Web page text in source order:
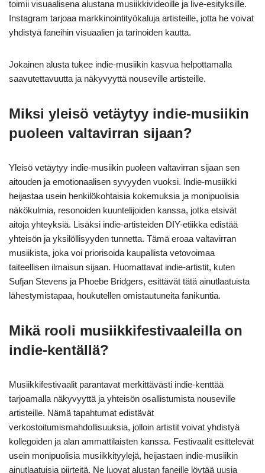
toimii visuaalisena alustana musiikkivideoille ja live-esityksille.
Instagram tarjoaa markkinointityökaluja artisteille, jotta he voivat
yhdistyä faneihin visuaalien ja tarinoiden kautta.
Jokainen alusta tukee indie-musiikin kasvua helpottamalla
saavutettavuutta ja näkyvyyttä nouseville artisteille.
Miksi yleisö vetäytyy indie-musiikin
puoleen valtavirran sijaan?
Yleisö vetäytyy indie-musiikin puoleen valtavirran sijaan sen
aitouden ja emotionaalisen syvyyden vuoksi. Indie-musiikki
heijastaa usein henkilökohtaisia kokemuksia ja monipuolisia
näkökulmia, resonoiden kuuntelijoiden kanssa, jotka etsivät
aitoja yhteyksiä. Lisäksi indie-artisteiden DIY-etiikka edistää
yhteisön ja yksilöllisyyden tunnetta. Tämä eroaa valtavirran
musiikista, joka voi priorisoida kaupallista vetovoimaa
taiteellisen ilmaisun sijaan. Huomattavat indie-artistit, kuten
Sufjan Stevens ja Phoebe Bridgers, esittävät tätä ainutlaatuista
lähestymistapaa, houkutellen omistautuneita fanikuntia.
Mikä rooli musiikkifestivaaleilla on
indie-kentällä?
Musiikkifestivaalit parantavat merkittävästi indie-kenttää
tarjoamalla näkyvyyttä ja yhteisön osallistumista nouseville
artisteille. Nämä tapahtumat edistävät
verkostoitumismahdollisuuksia, jolloin artistit voivat yhdistyä
kollegoiden ja alan ammattilaisten kanssa. Festivaalit esittelevät
usein monipuolisia musiikkityylejä, heijastaen indie-musiikin
ainutlaatuisia piirteitä. Ne luovat alustan faneille löytää uusia